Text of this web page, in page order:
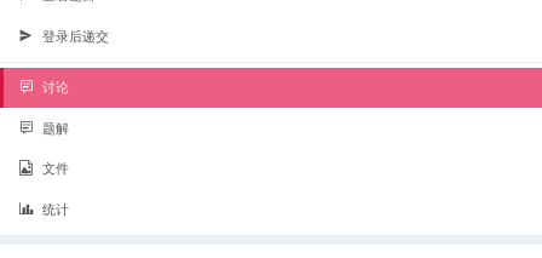
登录后递交
讨论
题解
文件
统计